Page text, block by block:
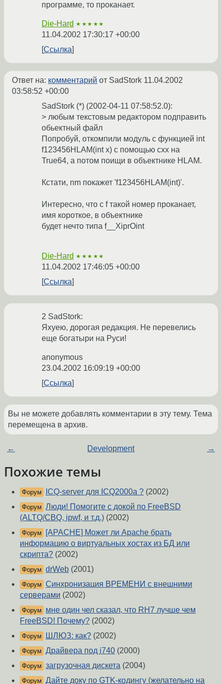
программе, то проканает.
Die-Hard ★★★★★
11.04.2002 17:30:17 +00:00
Ссылка
Ответ на: комментарий от SadStork 11.04.2002
03:58:52 +00:00
SadStork (*) (2002-04-11 07:58:52.0):
> любым текстовым редактором подправить
обьектный файл
Попробуй, откомпили модуль с функцией int
f123456HLAM(int x) с помощью cxx на
True64, а потом поищи в объектнике HLAM.
Кстати, nm покажет 'f123456HLAM(int)'.
Интересно, что с f такой номер проканает,
имя короткое, в объектнике
будет нечто типа f__XiprОint
Die-Hard ★★★★★
11.04.2002 17:46:05 +00:00
Ссылка
2 SadStork:
Яхуею, дорогая редакция. Не перевелись
еще богатыри на Руси!
anonymous
23.04.2002 16:09:19 +00:00
Ссылка
Вы не можете добавлять комментарии в эту тему. Тема
перемещена в архив.
← Development →
Похожие темы
Форум ICQ-server для ICQ2000a ? (2002)
Форум Люди! Помогите с докой по FreeBSD
(ALTQ/CBQ, ipwf, и т.д.) (2002)
Форум
[APACHE] Может ли Apache брать
информацию о виртуальных хостах из БД или
скрипта? (2002)
Форум drWeb (2001)
Форум Синхронизация ВРЕМЕНИ с внешними
серверами (2002)
Форум
мне один чел сказал, что RH7 лучше чем
FreeBSD! Почему? (2002)
Форум ШЛЮЗ: как? (2002)
Форум Драйвера под i740 (2000)
Форум загрузочная дискета (2004)
Форум Дайте доку по GTK-кодингу (желательно на